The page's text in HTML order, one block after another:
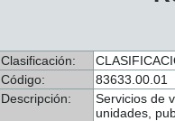
Clasificación:
Código:
83633.00.01
Descripción:
Servicios de
unidades,